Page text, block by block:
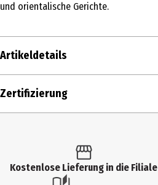
und orientalische Gerichte.
Artikeldetails
Inhalt
Zutaten
Zertifizierung
Kostenlose Lieferung in die Filiale